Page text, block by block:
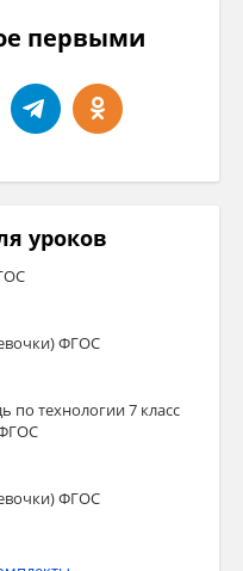
первыми
уроков
ФГОС
по технологии 7 класс
ФГОС